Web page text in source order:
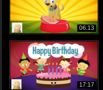
06:13
17:17